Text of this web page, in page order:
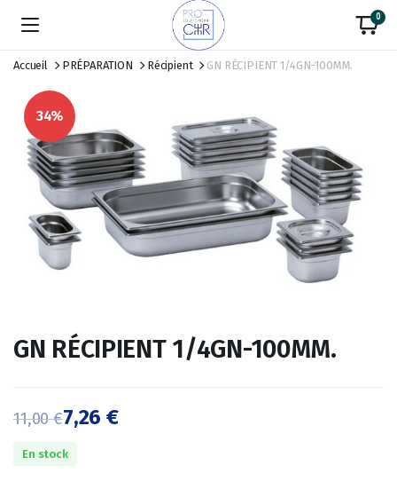
0
Accueil PRÉPARATION Récipient GN RÉCIPIENT 1/4GN-100MM.
34%
GN RÉCIPIENT 1/4GN-100MM.
11,00€7,26€
En stock